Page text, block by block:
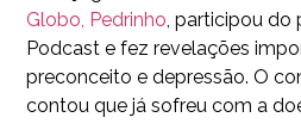
Globo, Pedrinho, participou do
Podcast e fez revelações
preconceito e depressão. O
contou que já sofreu com a